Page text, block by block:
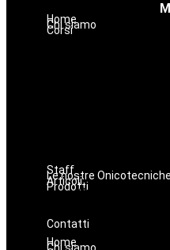
Home
Chi siamo
Corsi
Staff
Le nostre Onicotecniche
Articoli
ProdottiOniconails
Prodotti per
Contatti
Home